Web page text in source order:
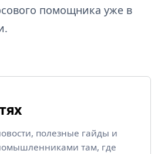
помощника уже в
полезные гайды и
там, где